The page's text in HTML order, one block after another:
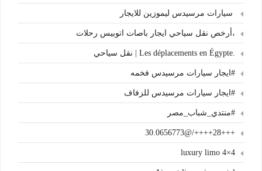
سيارات مرسيدس ليموزين للايجار
،أرخص نقل سياحي ايجار باصات اتوبيس رحلات
.Les déplacements en Égypte | نقل سياحي
#ايجار سيارات مرسيدس فخمه
#ايجار سيارات مرسيدس للزفاف
#منتدي_شباب_مصر
+++28++++/@30.0656773
4×4 luxury limo